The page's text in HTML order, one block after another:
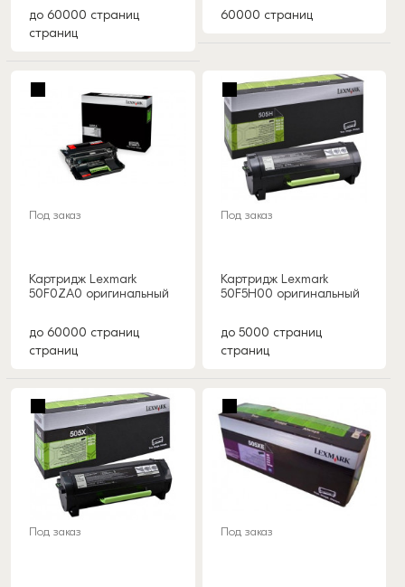
до 60000 страниц
страниц
60000 страниц
Под заказ
Картридж Lexmark
50F0ZA0 оригинальный
до 60000 страниц
страниц
Под заказ
Картридж Lexmark
50F5H00 оригинальный
до 5000 страниц
страниц
Под заказ Под заказ